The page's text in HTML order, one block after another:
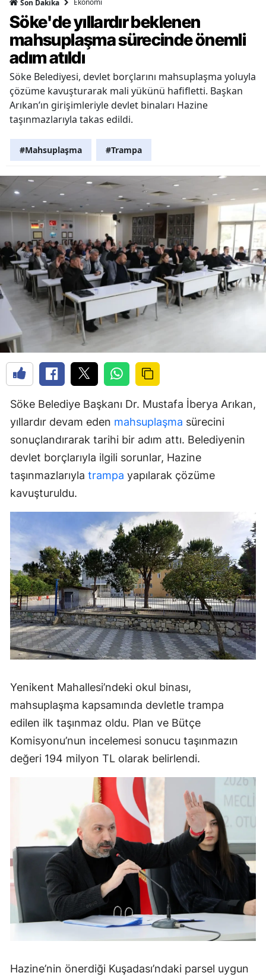
Son Dakika Ekonomi
Söke'de yıllardır beklenen
mahsuplaşma sürecinde önemli
adım atıldı
Söke Belediyesi, devlet borçlarını mahsuplaşma yoluyla
çözüme kavuşturarak mali yükünü hafifletti. Başkan
Arıkan’ın girişimleriyle devlet binaları Hazine
taşınmazlarıyla takas edildi.
#Mahsuplaşma #Trampa
Söke Belediye Başkanı Dr. Mustafa İberya Arıkan,
yıllardır devam eden mahsuplaşma sürecini
sonuçlandırarak tarihi bir adım attı. Belediyenin
devlet borçlarıyla ilgili sorunlar, Hazine
taşınmazlarıyla trampa yapılarak çözüme
kavuşturuldu.
Yenikent Mahallesi’ndeki okul binası,
mahsuplaşma kapsamında devletle trampa
edilen ilk taşınmaz oldu. Plan ve Bütçe
Komisyonu’nun incelemesi sonucu taşınmazın
değeri 194 milyon TL olarak belirlendi.
Hazine’nin önerdiği Kuşadası’ndaki parsel uygun